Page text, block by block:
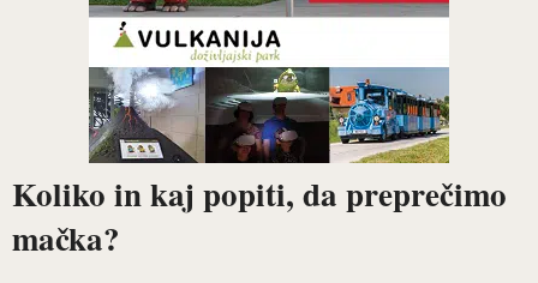
Koliko in kaj popiti, da preprečimo
mačka?